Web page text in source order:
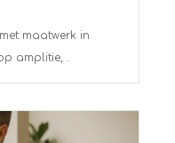
maatwerk in
amplitie,
inzetbaarheid